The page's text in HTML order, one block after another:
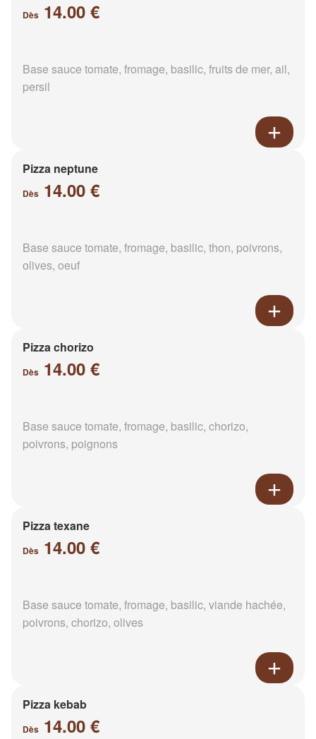
Dès 14.00 €
Base sauce tomate, fromage, basilic, fruits de mer, ail,
persil
Pizza neptune
Dès 14.00 €
Base sauce tomate, fromage, basilic, thon, poivrons,
olives, oeuf
Pizza chorizo
Dès 14.00 €
Base sauce tomate, fromage, basilic, chorizo,
poivrons, poignons
Pizza texane
Dès 14.00 €
Base sauce tomate, fromage, basilic, viande hachée,
poivrons, chorizo, olives
Pizza kebab
Dès 14.00 €